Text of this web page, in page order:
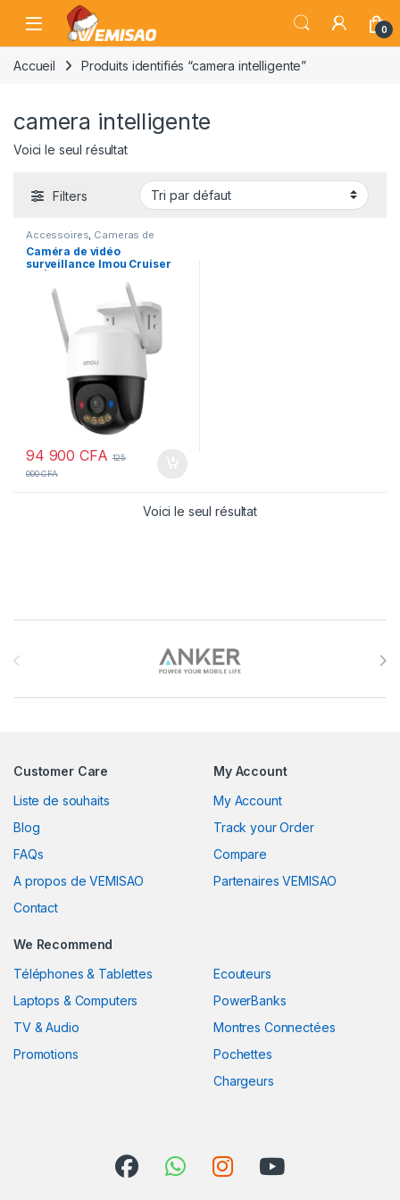
Skip to navigation
Skip to content
Open 0
Accueil Produits identifiés “camera intelligente”
camera intelligente
Voici le seul résultat
Filters
Accessoires Cameras de
Surveillance , Gadgets
& Accessoires
Caméra de vidéo
surveillance Imou Cruiser
94 900CFA 125
000CFA
Voici le seul résultat
Customer Care
Liste de souhaits
Blog
FAQs
A propos de VEMISAO
Contact
My Account
My Account
Track your Order
Compare
Partenaires VEMISAO
We Recommend
Téléphones & Tablettes
Laptops & Computers
TV & Audio
Promotions
Ecouteurs
PowerBanks
Montres Connectées
Pochettes
Chargeurs